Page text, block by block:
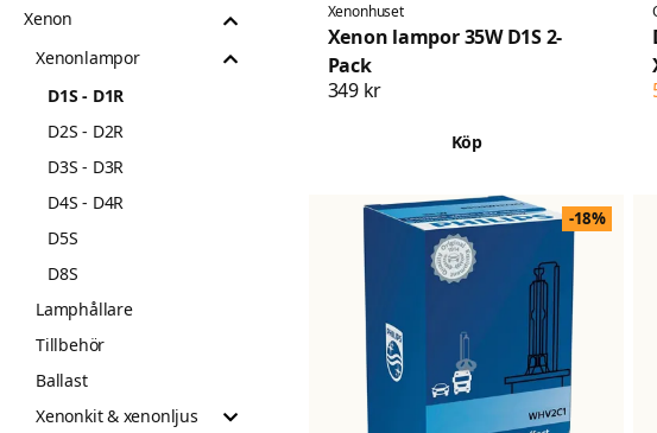
Xenon
Xenonlampor
D1S - D1R
D2S - D2R
D3S - D3R
D4S - D4R
D5S
D8S
Lamphållare
Tillbehör
Ballast
Xenonkit & xenonljus
Xenonhuset
Xenon lampor 35W D1S 2-
Pack
349 kr
Köp
-18%